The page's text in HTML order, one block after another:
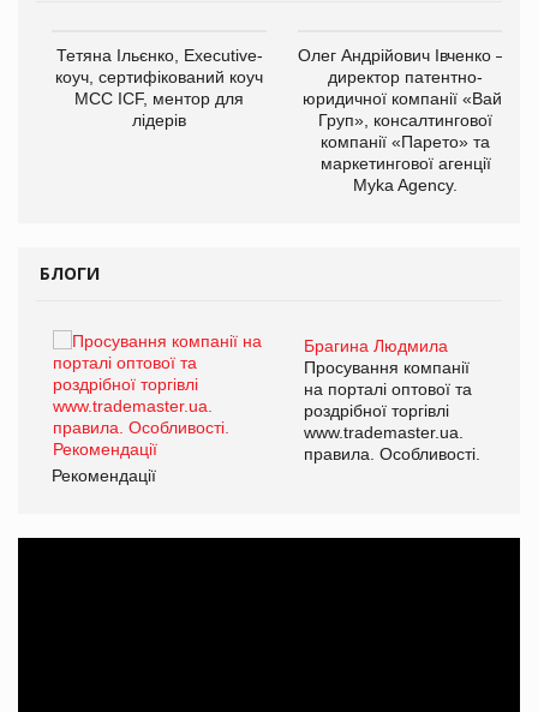
Тетяна Ільєнко, Executive-
коуч, сертифікований коуч
МСС ICF, ментор для
лідерів
Олег Андрійович Івченко —
директор патентно-
юридичної компанії «Вайз
Груп», консалтингової
компанії «Парето» та
маркетингової агенції
Myka Agency.
БЛОГИ
Брагина Людмила
Просування компанії
на порталі оптової та
роздрібної торгівлі
www.trademaster.ua.
правила. Особливості.
Рекомендації